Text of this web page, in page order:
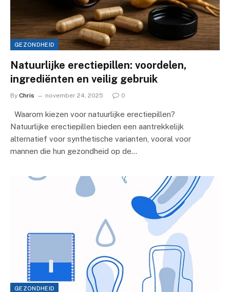
GEZONDHEID
Natuurlijke erectiepillen: voordelen,
ingrediënten en veilig gebruik
By Chris november 24, 2025 0
Waarom kiezen voor natuurlijke erectiepillen?
Natuurlijke erectiepillen bieden een aantrekkelijk
alternatief voor synthetische varianten, vooral voor
mannen die hun gezondheid op de…
GEZONDHEID